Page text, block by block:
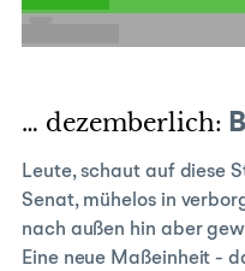
… dezemberlich:
Leute, schaut auf diese
Senat, mühelos in
nach außen hin aber
Eine neue Maßeinheit -